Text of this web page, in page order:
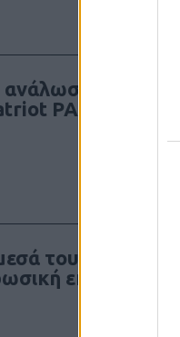
το 86%
PAC-3 μέσα
τους ένα
επίθεση